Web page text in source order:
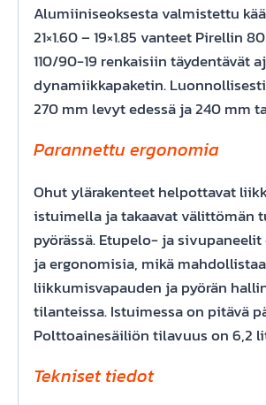
Alumiiniseoksesta valmistettu
21×1.60 – 19×1.85 vanteet Pirellin
110/90-19 renkaisiin täydentävät
dynamiikkapaketin.
270 mm levyt edessä ja 240 mm
Parannettu ergonomia
Ohut ylärakenteet helpottavat
istuimella ja takaavat välittömän
pyörässä. Etupelo- ja
ja ergonomisia, mikä mahdollistaa
liikkumisvapauden ja pyörän
tilanteissa. Istuimessa on pitävä
Polttoainesäiliön tilavuus on 6,2
Tekniset tiedot